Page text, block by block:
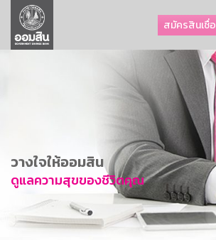
สมัครสินเชื่อ
ลูกค้าธุรกิจ
ลูกค้าผู้ประกอบรายย่อย
การพัฒนาที่ยั่งยืน
ข่าวสาร
บริการทางการเงิน
อื่นๆ
วางใจให้ออมสิน
ดูแลความสุขของชีวิตคุณ